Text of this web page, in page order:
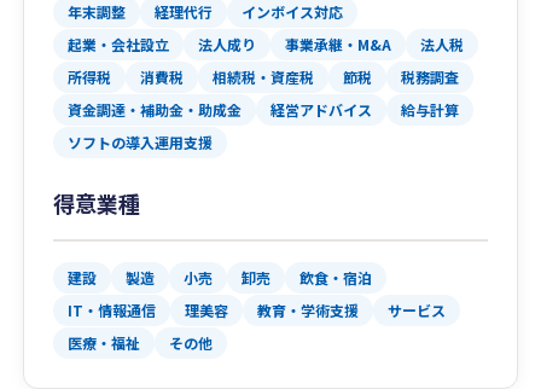
年末調整
経理代行
インボイス対応
起業・会社設立
法人成り 事業承継・M&A
法人税
所得税
消費税 相続税・資産税 節税
税務調査
資金調達・補助金・助成金
経営アドバイス
給与計算
ソフトの導入運用支援
得意業種
建設 製造 小売 卸売
飲食・宿泊
IT・情報通信
理美容 教育・学術支援
サービス
医療・福祉
その他